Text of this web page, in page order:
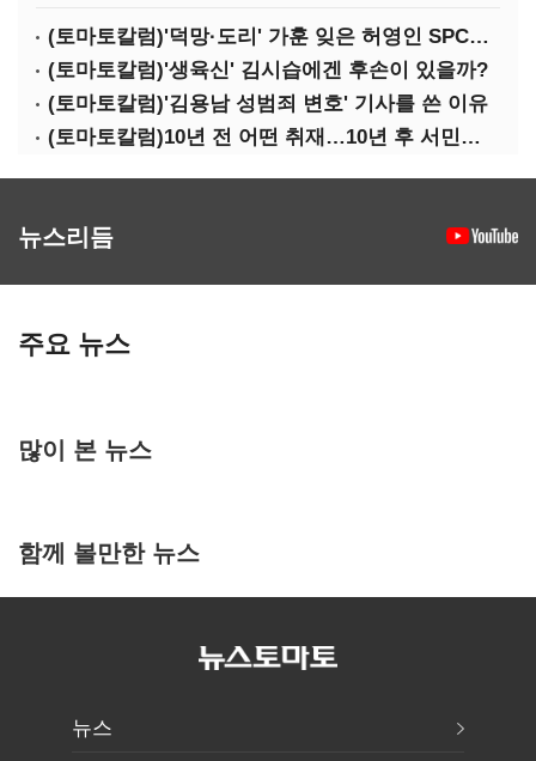
(토마토칼럼)'덕망·도리' 가훈 잊은 허영인 SPC그룹 회장
(토마토칼럼)'생육신' 김시습에겐 후손이 있을까?
(토마토칼럼)'김용남 성범죄 변호' 기사를 쓴 이유
(토마토칼럼)10년 전 어떤 취재…10년 후 서민석·박상용
뉴스리듬
주요 뉴스
많이 본 뉴스
함께 볼만한 뉴스
뉴스